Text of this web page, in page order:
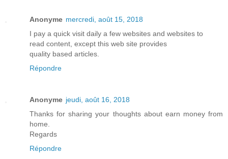
Anonyme mercredi, août 15, 2018
I pay a quick visit daily a few websites and websites to
read content, except this web site provides
quality based articles.
Répondre
Anonyme jeudi, août 16, 2018
Thanks for sharing your thoughts about earn money from
home.
Regards
Répondre